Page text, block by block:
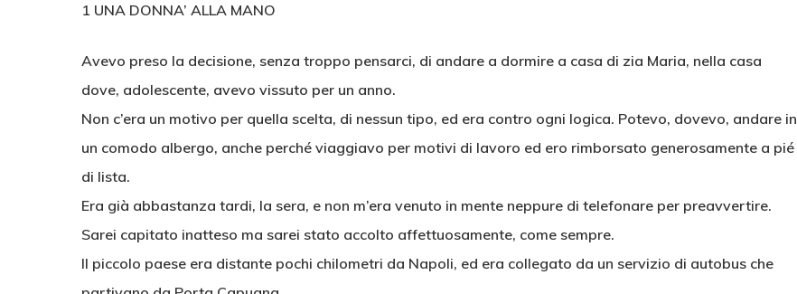
1 UNA DONNA’ ALLA MANO
Avevo preso la decisione, senza troppo pensarci, di andare a dormire a casa di zia Maria, nella casa
dove, adolescente, avevo vissuto per un anno.
Non c’era un motivo per quella scelta, di nessun tipo, ed era contro ogni logica. Potevo, dovevo, andare in
un comodo albergo, anche perché viaggiavo per motivi di lavoro ed ero rimborsato generosamente a pié
di lista.
Era già abbastanza tardi, la sera, e non m’era venuto in mente neppure di telefonare per preavvertire.
Sarei capitato inatteso ma sarei stato accolto affettuosamente, come sempre.
Il piccolo paese era distante pochi chilometri da Napoli, ed era collegato da un servizio di autobus che